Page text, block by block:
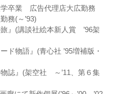
卒業 広告代理店大広勤務
務(～’93)
』(講談社絵本新人賞 ’96架
物語』(青心社 ’95増補版・
誌』(架空社 ～’11、第６集